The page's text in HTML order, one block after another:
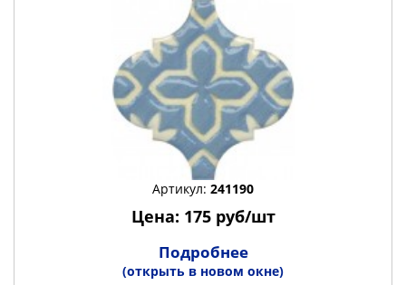
Артикул: 241190
Цена: 175 руб/шт
Подробнее
(открыть в новом окне)